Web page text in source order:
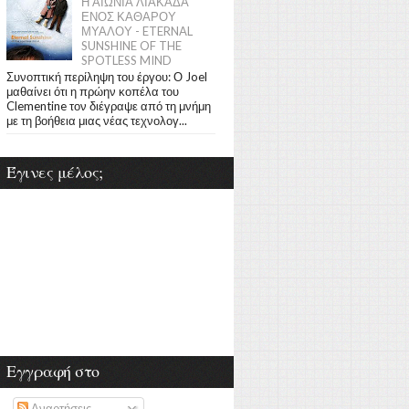
ΕΝΟΣ ΚΑΘΑΡΟΥ
ΜΥΑΛΟΥ - ETERNAL
SUNSHINE OF THE
SPOTLESS MIND
Συνοπτική περίληψη του έργου: Ο Joel
μαθαίνει ότι η πρώην κοπέλα του
Clementine τον διέγραψε από τη μνήμη
με τη βοήθεια μιας νέας τεχνολογ...
Έγινες μέλος;
Εγγραφή στο